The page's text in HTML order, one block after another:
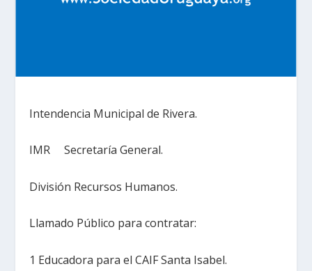
Intendencia Municipal de Rivera.
IMR Secretaría General.
División Recursos Humanos.
Llamado Público para contratar:
1 Educadora para el CAIF Santa Isabel.